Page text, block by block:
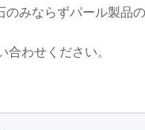
のみならずパール製品
合わせください。